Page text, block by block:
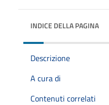
INDICE DELLA PAGINA
Descrizione
A cura di
Contenuti correlati